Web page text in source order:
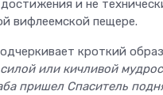
и не
вифлеемской пещере.
кроткий образ
или кичливой
пришел Спаситель